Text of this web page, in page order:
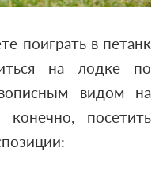
поиграть в петанк
на лодке по
видом на
посетить